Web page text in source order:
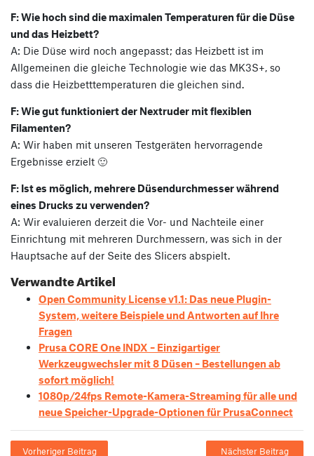
F: Wie hoch sind die maximalen Temperaturen für die Düse
und das Heizbett?
A: Die Düse wird noch angepasst; das Heizbett ist im
Allgemeinen die gleiche Technologie wie das MK3S+, so
dass die Heizbetttemperaturen die gleichen sind.
F: Wie gut funktioniert der Nextruder mit flexiblen
Filamenten?
A: Wir haben mit unseren Testgeräten hervorragende
Ergebnisse erzielt 🙂
F: Ist es möglich, mehrere Düsendurchmesser während
eines Drucks zu verwenden?
A: Wir evaluieren derzeit die Vor- und Nachteile einer
Einrichtung mit mehreren Durchmessern, was sich in der
Hauptsache auf der Seite des Slicers abspielt.
Verwandte Artikel
Open Community License v1.1: Das neue Plugin-
System, weitere Beispiele und Antworten auf Ihre
Fragen
Prusa CORE One INDX – Einzigartiger
Werkzeugwechsler mit 8 Düsen – Bestellungen ab
sofort möglich!
1080p/24fps Remote-Kamera-Streaming für alle und
neue Speicher-Upgrade-Optionen für PrusaConnect
Vorheriger Beitrag Nächster Beitrag